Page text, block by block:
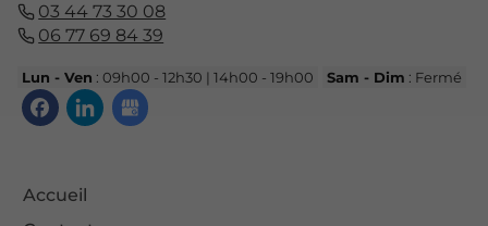
03 44 73 30 08
06 77 69 84 39
Lun - Ven : 09h00 - 12h30 | 14h00 - 19h00 Sam - Dim : Fermé
Accueil